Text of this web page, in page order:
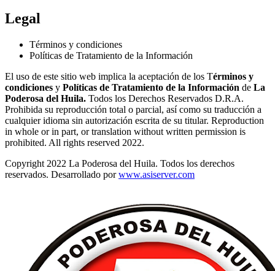
Legal
Términos y condiciones
Políticas de Tratamiento de la Información
El uso de este sitio web implica la aceptación de los Términos y
condiciones y Políticas de Tratamiento de la Información de La
Poderosa del Huila. Todos los Derechos Reservados D.R.A.
Prohibida su reproducción total o parcial, así como su traducción a
cualquier idioma sin autorización escrita de su titular. Reproduction
in whole or in part, or translation without written permission is
prohibited. All rights reserved 2022.
Copyright 2022 La Poderosa del Huila. Todos los derechos
reservados. Desarrollado porwww.asiserver.com